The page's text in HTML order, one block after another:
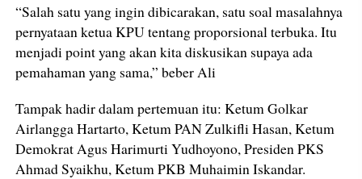
“Salah satu yang ingin dibicarakan, satu soal masalahnya
pernyataan ketua KPU tentang proporsional terbuka. Itu
menjadi point yang akan kita diskusikan supaya ada
pemahaman yang sama,” beber Ali
Tampak hadir dalam pertemuan itu: Ketum Golkar
Airlangga Hartarto, Ketum PAN Zulkifli Hasan, Ketum
Demokrat Agus Harimurti Yudhoyono, Presiden PKS
Ahmad Syaikhu, Ketum PKB Muhaimin Iskandar.